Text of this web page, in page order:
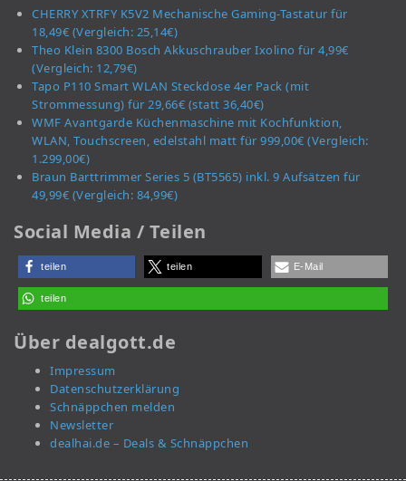
CHERRY XTRFY K5V2 Mechanische Gaming-Tastatur für
18,49€ (Vergleich: 25,14€)
Theo Klein 8300 Bosch Akkuschrauber Ixolino für 4,99€
(Vergleich: 12,79€)
Tapo P110 Smart WLAN Steckdose 4er Pack (mit
Strommessung) für 29,66€ (statt 36,40€)
WMF Avantgarde Küchenmaschine mit Kochfunktion,
WLAN, Touchscreen, edelstahl matt für 999,00€ (Vergleich:
1.299,00€)
Braun Barttrimmer Series 5 (BT5565) inkl. 9 Aufsätzen für
49,99€ (Vergleich: 84,99€)
Social Media / Teilen
teilen teilen E-Mail
teilen
Über dealgott.de
Impressum
Datenschutzerklärung
Schnäppchen melden
Newsletter
dealhai.de – Deals & Schnäppchen